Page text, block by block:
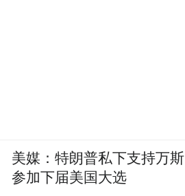
美媒：特朗普私下支持万斯
参加下届美国大选